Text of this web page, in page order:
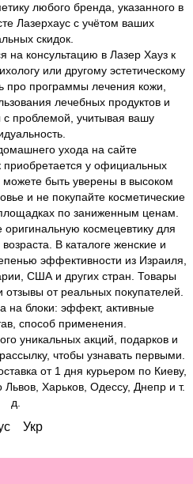
любого бренда, указанного в
Лазерхаус с учётом ваших
скидок.
на консультацию в Лазер Хауз к
или другому эстетическому
про программы лечения кожи,
лечебных продуктов и
проблемой, учитывая вашу
ухода на сайте
приобретается у официальных
быть уверены в высоком
и не покупайте косметические
по заниженным ценам.
космецевтику для
В каталоге женские и
эффективности из Израиля,
США и других стран. Товары
от реальных покупателей.
на блоки: эффект, активные
способ применения.
уникальных акций, подарков и
чтобы узнавать первыми.
от 1 дня курьером по Киеву,
Харьков, Одессу, Днепр и т.
д.
Укр